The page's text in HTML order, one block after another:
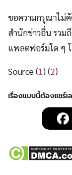
ขอความกรุณาไม่
สำนักข่าวอื่น รวม
แพลตฟอร์มใด ๆ
Source (1) (2)